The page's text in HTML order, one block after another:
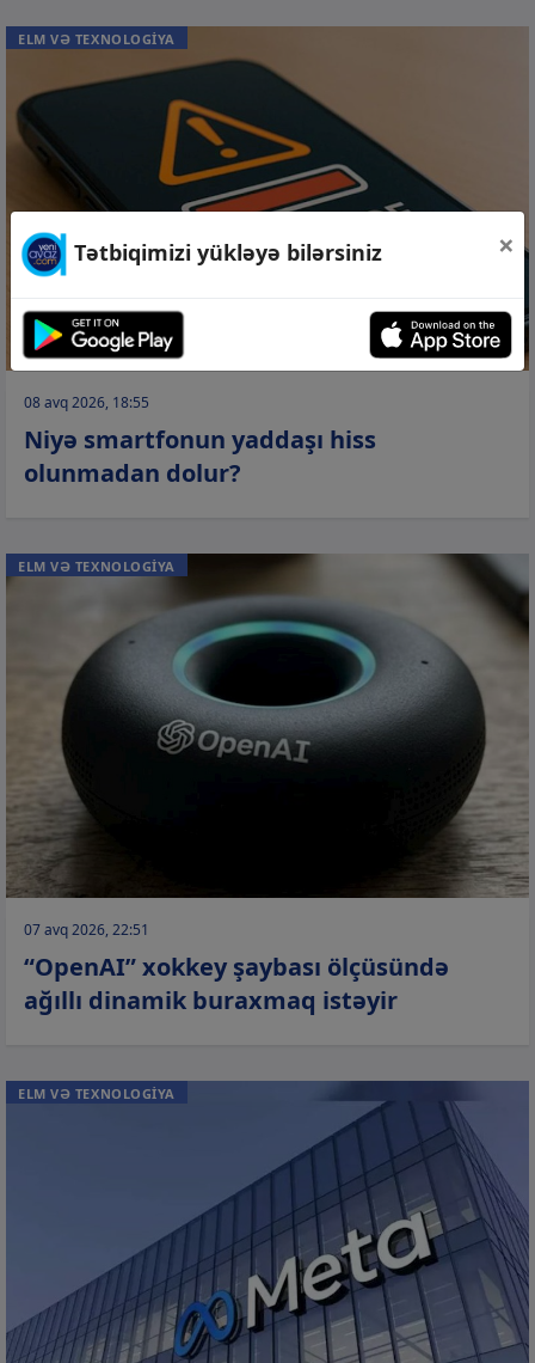
ELM VƏ TEXNOLOGİYA
08 avq 2026, 18:55
Niyə smartfonun yaddaşı hiss
olunmadan dolur?
ELM VƏ TEXNOLOGİYA
07 avq 2026, 22:51
“OpenAI” xokkey şaybası ölçüsündə
ağıllı dinamik buraxmaq istəyir
ELM VƏ TEXNOLOGİYA
Tətbiqimizi yükləyə bilərsiniz ×